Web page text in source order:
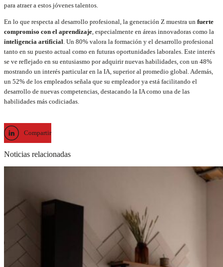
para atraer a estos jóvenes talentos.
En lo que respecta al desarrollo profesional, la generación Z muestra un fuerte
compromiso con el aprendizaje, especialmente en áreas innovadoras como la
inteligencia artificial. Un 80% valora la formación y el desarrollo profesional
tanto en su puesto actual como en futuras oportunidades laborales. Este interés
se ve reflejado en su entusiasmo por adquirir nuevas habilidades, con un 48%
mostrando un interés particular en la IA, superior al promedio global. Además,
un 52% de los empleados señala que su empleador ya está facilitando el
desarrollo de nuevas competencias, destacando la IA como una de las
habilidades más codiciadas.
Compartir
Noticias relacionadas